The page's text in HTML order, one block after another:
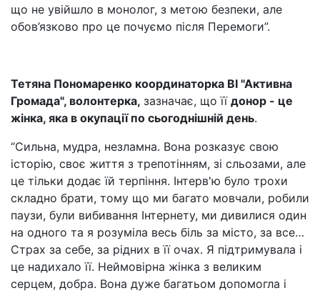
що не увійшло в монолог, з метою безпеки, але
обов’язково про це почуємо після Перемоги”.
Тетяна Пономаренко координаторка ВІ "Активна
Громада", волонтерка, зазначає, що її донор - це
жінка, яка в окупації по сьогоднішній день.
“Сильна, мудра, незламна. Вона розказує свою
історію, своє життя з трепотінням, зі сльозами, але
це тільки додає їй терпіння. Інтерв'ю було трохи
складно брати, тому що ми багато мовчали, робили
паузи, були вибивання Інтернету, ми дивилися один
на одного та я розуміла весь біль за місто, за все…
Страх за себе, за рідних в її очах. Я підтримувала і
це надихало її. Неймовірна жінка з великим
серцем, добра. Вона дуже багатьом допомогла і